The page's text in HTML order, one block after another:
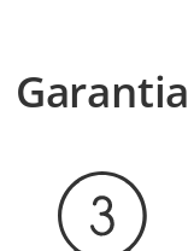
Garantia